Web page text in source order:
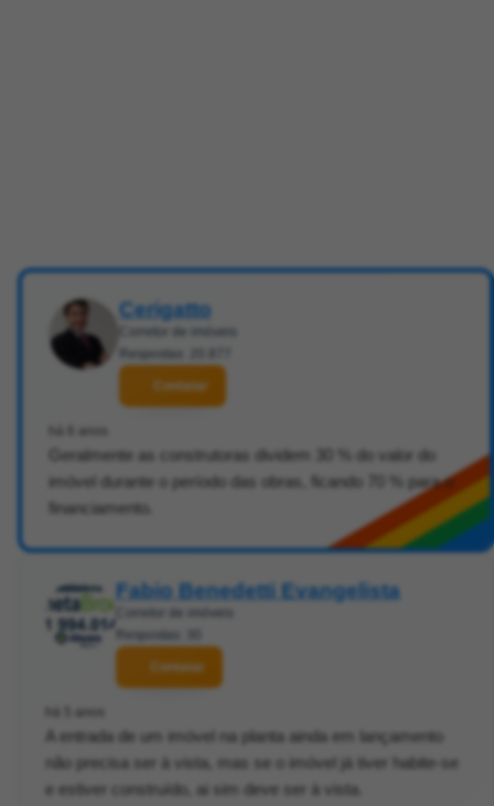
Cerigatto
Corretor de imóveis
Respostas: 20.877
Contatar
há 6 anos
Geralmente as construtoras dividem 30 % do valor do
imóvel durante o período das obras, ficando 70 % para o
financiamento.
Fabio Benedetti Evangelista
Corretor de imóveis
Respostas: 30
Contatar
há 5 anos
A entrada de um imóvel na planta ainda em lançamento
não precisa ser à vista, mas se o imóvel já tiver habite-se
e estiver construído, ai sim deve ser à vista.